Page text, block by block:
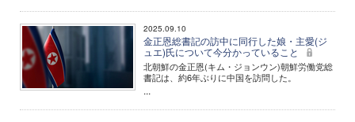
2025.09.10
金正恩総書記の訪中に同行した娘・主愛(ジ
ュエ)氏について今分かっていること
北朝鮮の金正恩(キム・ジョンウン)朝鮮労働党総
書記は、約6年ぶりに中国を訪問した。
...